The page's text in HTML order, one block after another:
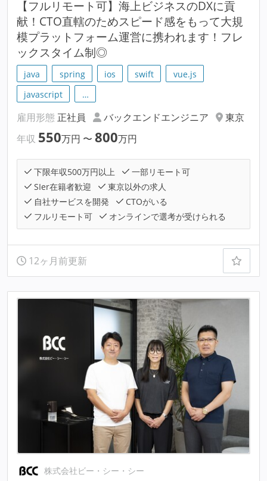
【フルリモート可】海上ビジネスのDXに貢
献！CTO直轄のためスピード感をもって大規
模プラットフォーム運営に携われます！フレ
ックスタイム制◎
java spring ios swift
vue.js
javascript
…
雇用形態 正社員 バックエンドエンジニア
東京
年収 550万円 〜 800万円
下限年収500万円以上
一部リモート可
SIer在籍者歓迎
東京以外の求人
自社サービスを開発
CTOがいる
フルリモート可
オンラインで選考が受けられる
12ヶ月前更新
株式会社ビー・シー・シー